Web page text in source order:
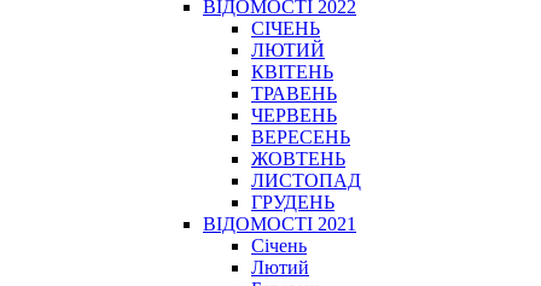
ВІДОМОСТІ 2022
СІЧЕНЬ
ЛЮТИЙ
КВІТЕНЬ
ТРАВЕНЬ
ЧЕРВЕНЬ
ВЕРЕСЕНЬ
ЖОВТЕНЬ
ЛИСТОПАД
ГРУДЕНЬ
ВІДОМОСТІ 2021
Січень
Лютий